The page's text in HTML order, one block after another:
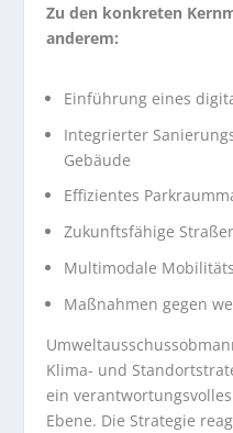
Zu den konkreten
anderem:
Einführung eines
Integrierter
Gebäude
Effizientes
Zukunftsfähige
Multimodale
Maßnahmen gegen
Klima- und
ein
Ebene. Die Strategie